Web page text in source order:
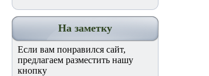
На заметку
Если вам понравился сайт,
предлагаем разместить нашу
кнопку